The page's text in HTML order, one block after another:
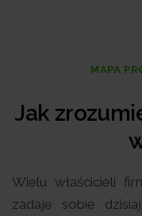
MAPA
Jak
Wielu właścicieli
zadaje sobie